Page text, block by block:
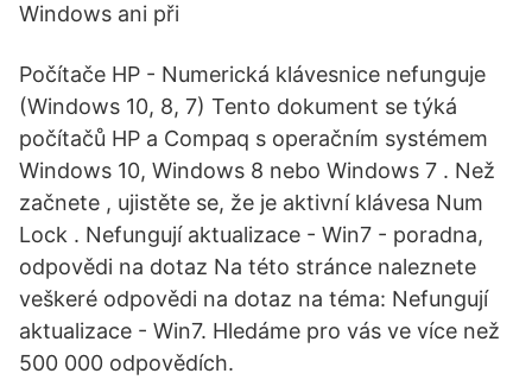
Windows ani při
Počítače HP - Numerická klávesnice nefunguje
(Windows 10, 8, 7) Tento dokument se týká
počítačů HP a Compaq s operačním systémem
Windows 10, Windows 8 nebo Windows 7 . Než
začnete , ujistěte se, že je aktivní klávesa Num
Lock . Nefungují aktualizace - Win7 - poradna,
odpovědi na dotaz Na této stránce naleznete
veškeré odpovědi na dotaz na téma: Nefungují
aktualizace - Win7. Hledáme pro vás ve více než
500 000 odpovědích.